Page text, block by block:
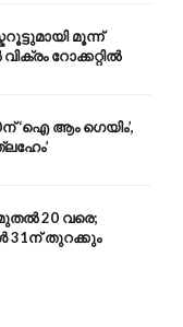
മൂന്ന്
റോക്കറ്റിൽ
‘ഐ ആം ഗെയിം’,
20 വരെ;
31ന് തുറക്കും